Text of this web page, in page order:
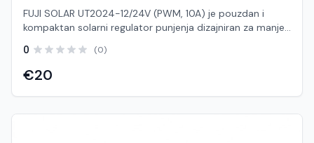
FUJI SOLAR UT2024-12/24V (PWM, 10A) je pouzdan i
kompaktan solarni regulator punjenja dizajniran za manje
glavna zadaća je kontrola napona i struje koja dolazi iz
solarnih panela kako bi se akumulator (baterija) pravilno i
sigurno napunio, sprječavajući prepunjavanje ili duboko
pražnjenje. Evo detaljnog opisa ključnih tehničkih
karakteristika, funkcionalnosti i primjene ovog uređaja:
0 (0)
€20